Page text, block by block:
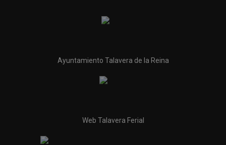
Ayuntamiento Talavera de la Reina
Web Talavera Ferial